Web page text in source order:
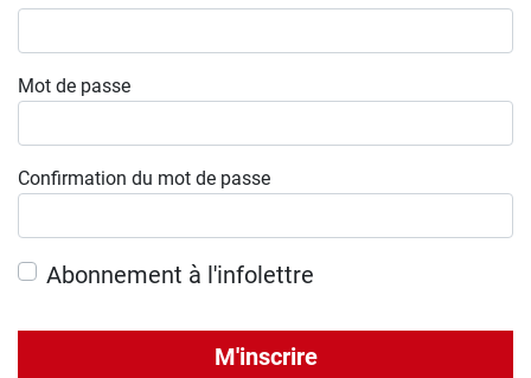
Mot de passe
Confirmation du mot de passe
Abonnement à l'infolettre
M'inscrire